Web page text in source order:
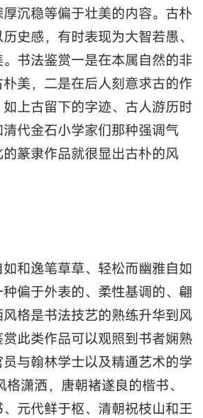
沉稳等偏于壮美的内容。古朴
史感，有时表现为大智若愚、
书法鉴赏一是在本属自然的非
美，二是在后人刻意求古的作
上古留下的字迹、古人游历时
代金石小学家们那种强调气
篆隶作品就很显出古朴的风
和逸笔草草、轻松而幽雅自如
偏于外表的、柔性基调的、翩
格是书法技艺的熟练升华到风
此类作品可以观照到书者娴熟
与翰林学士以及精通艺术的学
潇洒，唐朝褚遂良的楷书、
元代鲜于枢、清朝祝枝山和王